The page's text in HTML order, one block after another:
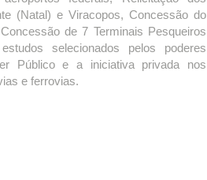
(Natal) e Viracopos, Concessão do
de 7 Terminais Pesqueiros
selecionados pelos poderes
Público e a iniciativa privada nos
e ferrovias.